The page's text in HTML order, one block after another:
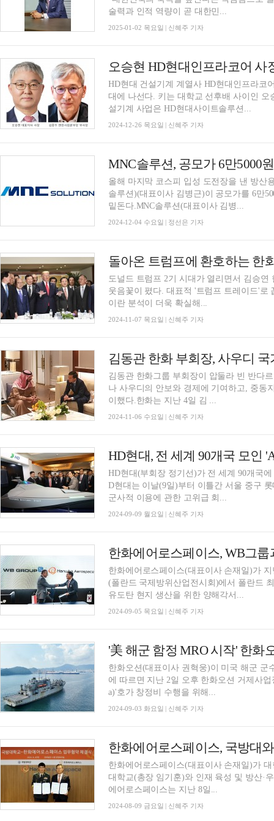
술력과 인적 역량이 곧 대한민...
2025-01-02 목요일 | 신혜주 기자
HD현대 건설기계 계열사 HD현대인프라코
대에 나선다. 키는 대학교 선후배 사이인
설기계 사업은 HD현대사이트솔루션...
2024-12-26 목요일 | 신혜주 기자
올해 마지막 코스피 입성 도전장을 낸 방산
솔루션)(대표이사 김병근)이 공모가를 6만
밑돈다.MNC솔루션(대표이사 김병...
2024-12-04 수요일 | 정선은 기자
돌아온 트럼프에 환호하는 한
도널드 트럼프 2기 시대가 열리면서 김승
웃음꽃이 폈다. 대표적 '트럼프 트레이드'로
이란 분석이 더욱 확실해...
2024-11-07 목요일 | 신혜주 기자
김동관 한화 부회장, 사우디
김동관 한화그룹 부회장이 압둘라 빈 반다
나 사우디의 안보와 경제에 기여하고, 중동
이했다.한화는 지난 4일 김 ...
2024-11-06 수요일 | 신혜주 기자
HD현대(부회장 정기선)가 전 세계 90개국
D현대는 이날(9일)부터 이틀간 서울 중구
군사적 이용에 관한 고위급 회...
2024-09-09 월요일 | 신혜주 기자
한화에어로스페이스(대표이사 손재일)가
(폴란드 국제방위산업전시회)에서 폴란드
유도탄 현지 생산을 위한 양해각서...
2024-09-05 목요일 | 신혜주 기자
한화오션(대표이사 권혁웅)이 미국 해군 군
에 따르면 지난 2일 오후 한화오션 거제사
a)'호가 창정비 수행을 위해...
2024-09-03 화요일 | 신혜주 기자
한화에어로스페이스, 국방대
한화에어로스페이스(대표이사 손재일)가
대학교(총장 임기훈)와 인재 육성 및 방산·
에어로스페이스는 지난 8일...
2024-08-09 금요일 | 신혜주 기자